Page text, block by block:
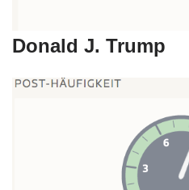
Donald J. Trump